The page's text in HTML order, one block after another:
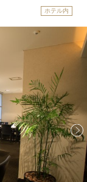
ホテル内